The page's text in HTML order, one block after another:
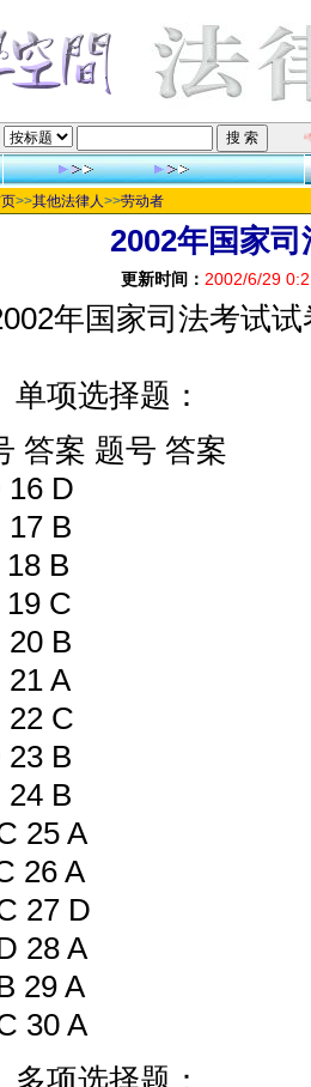
祝各位网友在新的
>>其他法律人>>劳动者
2002年国家
更新时间： 2002/6/29
年国家司法考试试
单项选择题：
答案 题号 答案
16 D
17 B
B
C
20 B
21 A
22 C
23 B
24 B
25 A
26 A
27 D
28 A
29 A
30 A
多项选择题：